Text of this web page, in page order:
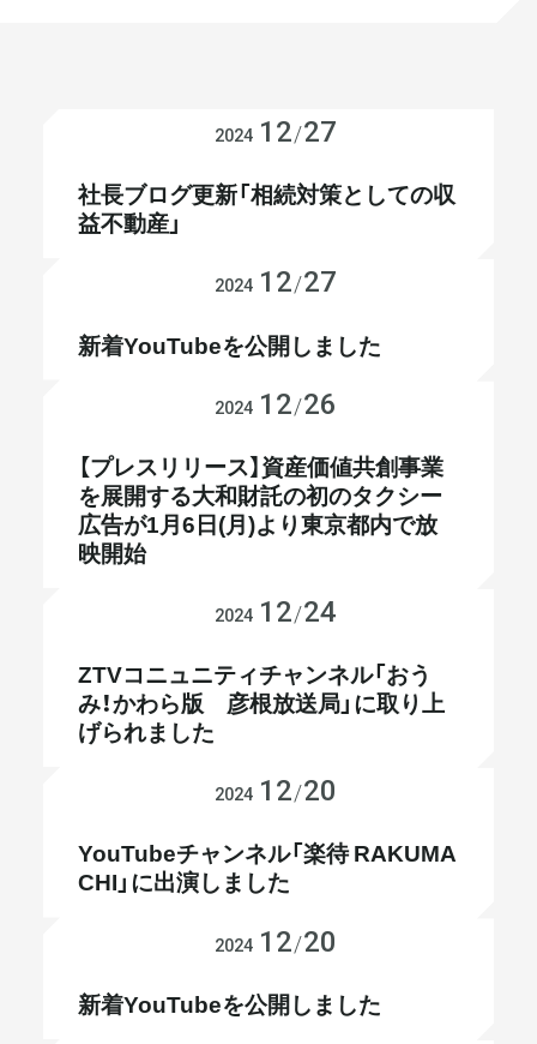
社⻑ブログ
会社情報
コラム
不動産を売りたい方
メールマガジン
2024 12/27
社長ブログ更新「相続対策としての収
益不動産」
2024 12/27
新着YouTubeを公開しました
2024 12/26
【プレスリリース】資産価値共創事業
を展開する大和財託の​初のタクシー
広告が1月6日(月)より東京都内で放
映開始
2024 12/24
ZTVコニュニティチャンネル「おう
み！かわら版 彦根放送局」に取り上
げられました
2024 12/20
YouTubeチャンネル「楽待 RAKUMA
CHI」に出演しました
2024 12/20
新着YouTubeを公開しました